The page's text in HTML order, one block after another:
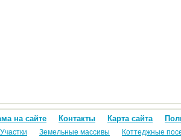
на сайте Контакты Карта сайта
Участки Земельные массивы Коттеджные